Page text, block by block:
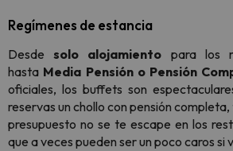
Regímenes de estancia
Desdesolo alojamiento para los
hasta Media Pensión o Pensión
oficiales, los buffets son
reservas un chollo con pensión
presupuesto no se te escape en los
que a veces pueden ser un poco caros si